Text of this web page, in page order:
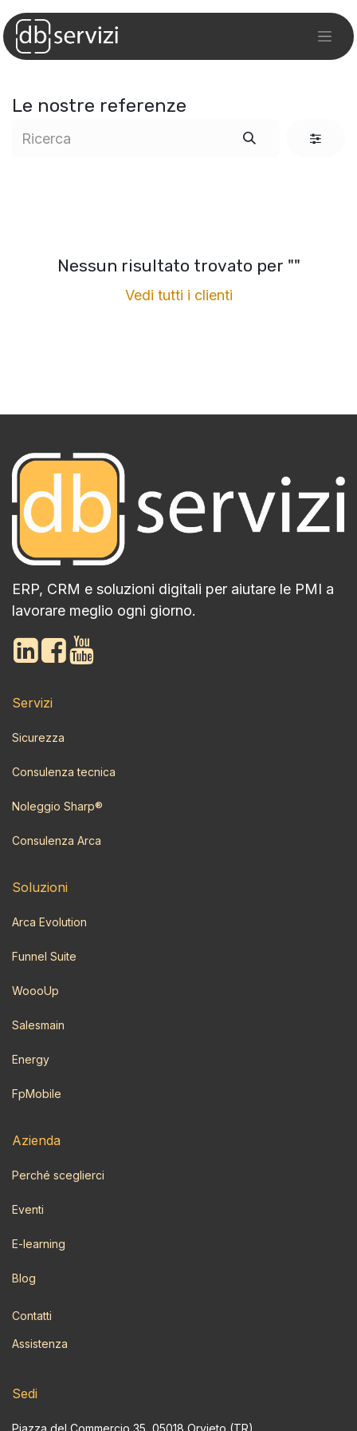
Le nostre referenze
Nessun risultato trovato per ""
Vedi tutti i clienti
ERP, CRM e soluzioni digitali per aiutare le PMI a
lavorare meglio ogni giorno.
Servizi
Sicurezza
Consulenza tecnica
Noleggio Sharp®
Consulenza Arca
Soluzioni
Arca Evolution
Funnel Suite
WoooUp
Salesmain
Energy
FpMobile
Azi​enda
Perché sceglierci
Eventi
E-learning
Blog
Contatti
Assistenza
Sedi